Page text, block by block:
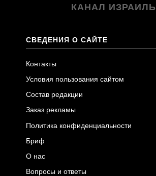
КАНАЛ ИЗРАИЛЬ
СВЕДЕНИЯ О САЙТЕ
Контакты
Условия пользования сайтом
Состав редакции
Заказ рекламы
Политика конфиденциальности
Бриф
О нас
Вопросы и ответы